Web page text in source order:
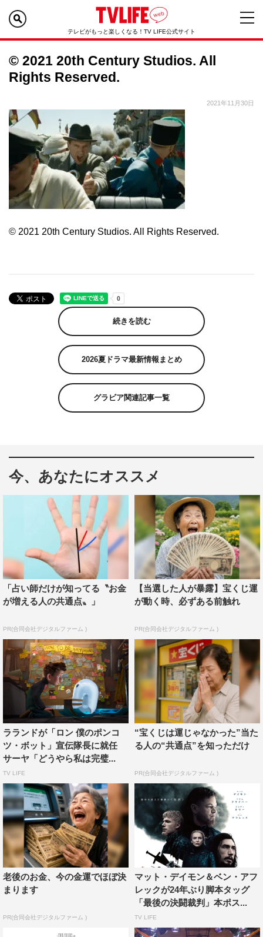
テレビがもっと楽しくなる！TV LIFE公式サイト
© 2021 20th Century Studios. All
Rights Reserved.
2021年11月30日
© 2021 20th Century Studios. All Rights Reserved.
続きを読む
2026夏ドラマ最新情報まとめ
グラビア関連記事一覧
今、あなたにオススメ
「占い師だけが知ってる〝お金
が増える人の共通点〟」
PR(合同会社デジタルファーム )
【当選した人が暴露】宝くじ運
が動く時、必ずある前触れ
PR(合同会社デジタルファーム )
ラランドが「ロン 僕のポンコ
ツ・ボット」宣伝隊長に就任
サーヤ「どうやら私は完璧...
TV LIFE
“宝くじは運じゃなかった”当た
る人の“共通点”を知っただけ
PR(合同会社デジタルファーム )
老後のお金、今の金運でほぼ決
まります
PR(合同会社デジタルファーム )
マット・デイモン＆ベン・アフ
レックが24年ぶり脚本タッグ
「最後の決闘裁判」本ポス...
TV LIFE